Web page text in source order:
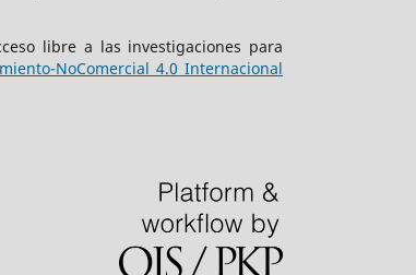
libre a las investigaciones para
NoComercial 4.0 Internacional